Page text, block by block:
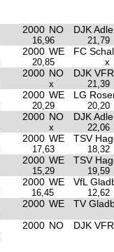
2000 NO DJK
16,96 21,79
2000 WE FC
20,85 x
2000 NO DJK
x 21,39
2000 WE LG
20,29 20,20
2000 NO DJK
x 22,06
2000 WE TSV
17,63 18,32
2000 WE TSV
15,29 19,59
2000 WE VfL
16,45 12,62
2000 WE TV
2000 NO DJK